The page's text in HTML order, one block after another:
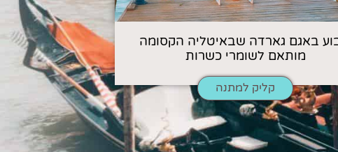
באגם גארדה שבאיטליה הקסומה
מותאם לשומרי כשרות
קליק למתנה